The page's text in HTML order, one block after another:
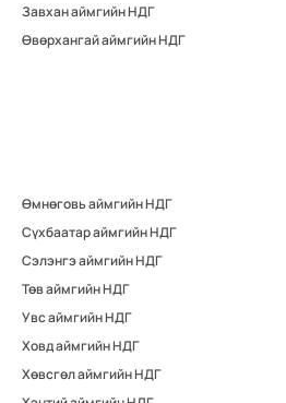
Завхан аймгийн НДГ
Өвөрхангай аймгийн НДГ
Өмнөговь аймгийн НДГ
Сүхбаатар аймгийн НДГ
Сэлэнгэ аймгийн НДГ
Төв аймгийн НДГ
Увс аймгийн НДГ
Ховд аймгийн НДГ
Хөвсгөл аймгийн НДГ